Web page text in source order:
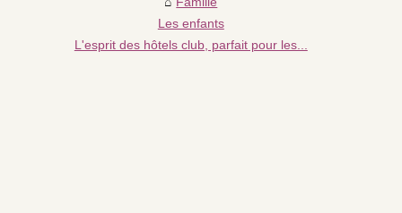
Les enfants
L'esprit des hôtels club, parfait pour les...